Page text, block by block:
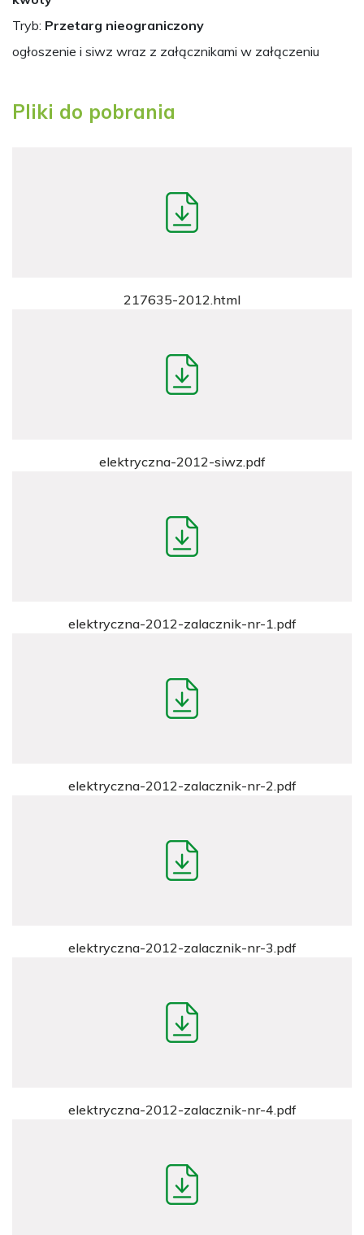
Tryb: Przetarg nieograniczony
ogłoszenie i siwz wraz z załącznikami w załączeniu
Pliki do pobrania
217635-2012.html
elektryczna-2012-siwz.pdf
elektryczna-2012-zalacznik-nr-1.pdf
elektryczna-2012-zalacznik-nr-2.pdf
elektryczna-2012-zalacznik-nr-3.pdf
elektryczna-2012-zalacznik-nr-4.pdf